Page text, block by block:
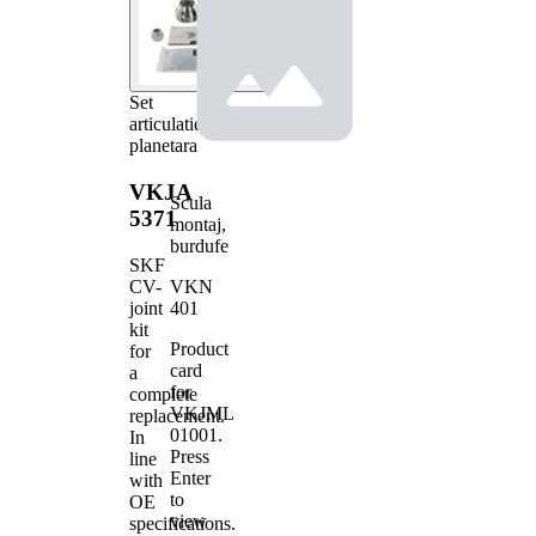
Set
articulatie,
planetara
VKJA
5371
SKF
CV-
joint
kit
for
a
complete
replacement.
In
line
with
OE
specifications.
Scula
montaj,
burdufe
VKN
401
Product
card
for
VKJML
01001 .
Press
Enter
to
view